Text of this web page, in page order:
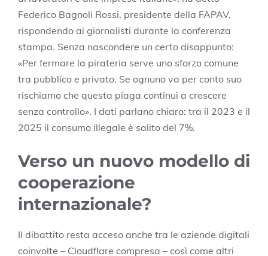
Federico Bagnoli Rossi, presidente della FAPAV,
rispondendo ai giornalisti durante la conferenza
stampa. Senza nascondere un certo disappunto:
«Per fermare la pirateria serve uno sforzo comune
tra pubblico e privato. Se ognuno va per conto suo
rischiamo che questa piaga continui a crescere
senza controllo». I dati parlano chiaro: tra il 2023 e il
2025 il consumo illegale è salito del 7%.
Verso un nuovo modello di
cooperazione
internazionale?
Il dibattito resta acceso anche tra le aziende digitali
coinvolte – Cloudflare compresa – così come altri